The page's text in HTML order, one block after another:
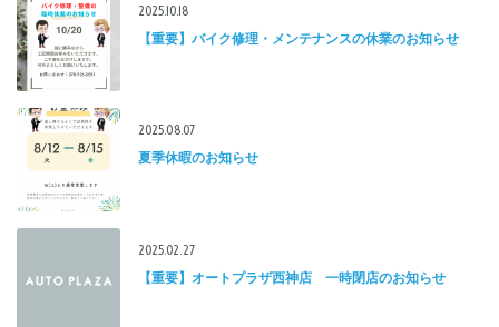
2025.10.18
【重要】バイク修理・メンテナンスの休業のお知らせ
2025.08.07
夏季休暇のお知らせ
2025.02.27
【重要】オートプラザ西神店 一時閉店のお知らせ